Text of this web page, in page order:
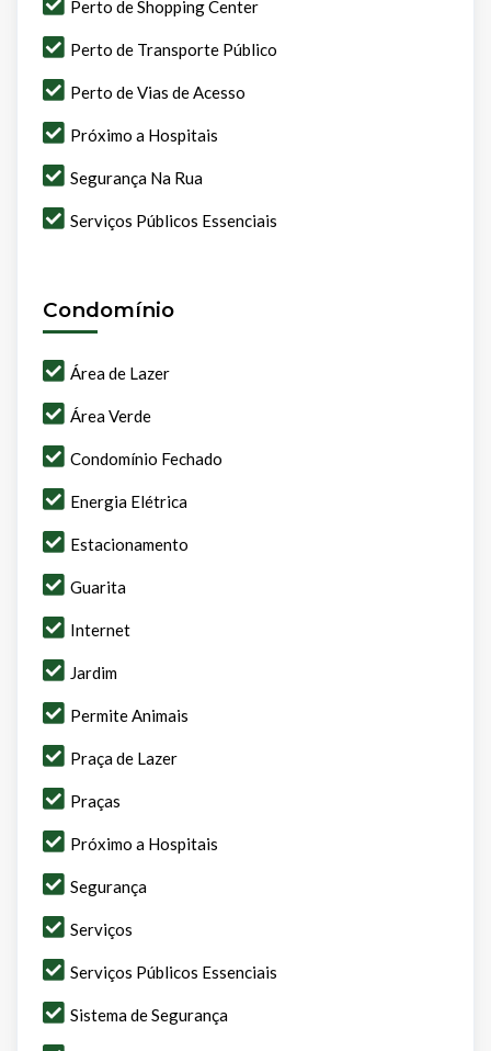
Perto de Shopping Center
Perto de Transporte Público
Perto de Vias de Acesso
Próximo a Hospitais
Segurança Na Rua
Serviços Públicos Essenciais
Condomínio
Área de Lazer
Área Verde
Condomínio Fechado
Energia Elétrica
Estacionamento
Guarita
Internet
Jardim
Permite Animais
Praça de Lazer
Praças
Próximo a Hospitais
Segurança
Serviços
Serviços Públicos Essenciais
Sistema de Segurança